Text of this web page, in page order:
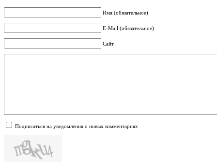
Имя (обязательное)
E-Mail (обязательное)
Сайт
Подписаться на уведомления о новых комментариях